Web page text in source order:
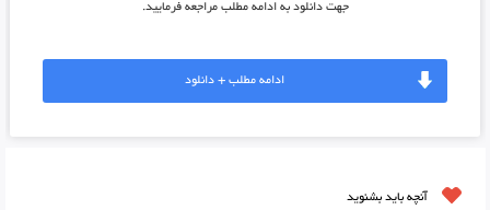
جهت دانلود به ادامه مطلب مراجعه فرمایید.
ادامه مطلب + دانلود
آنچه باید بشنوید